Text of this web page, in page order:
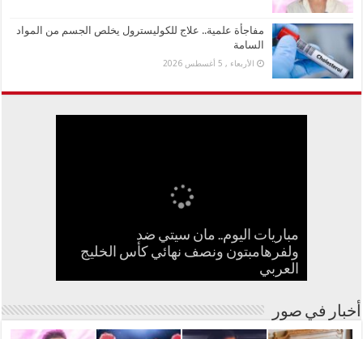
مفاجأة علمية.. علاج للكوليسترول يخلص الجسم من المواد
السامة
الأربعاء , 5 أغسطس 2026
مباريات اليوم.. مان سيتي ضد
ولفرهامبتون ونصف نهائي كأس الخليج
العربي
كيف تسبب سائح كويتي في إغلاق منزل
عبدالحليم حافظ ومنع زيارته؟
جنا عمرو دياب تستعد لإطلاق أول ألبوم
في مشوارها الغنائي
بعد الطيبات.. تحرك مصري ضد بدعة
أسترالية لعلاج السرطان بالكربونات
سامو زين يفاجئ جمهوره ويعلن ارتباطه
بفنانة مصرية
مفاجأة علمية.. علاج للكوليسترول يخلص
الجسم من المواد السامة
أخبار في صور